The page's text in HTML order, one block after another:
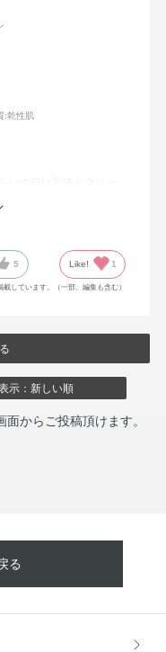
:乾性肌
5 Like! 1
しています。（一部、編集も含む）
示：新しい順
からご投稿頂けます。
る